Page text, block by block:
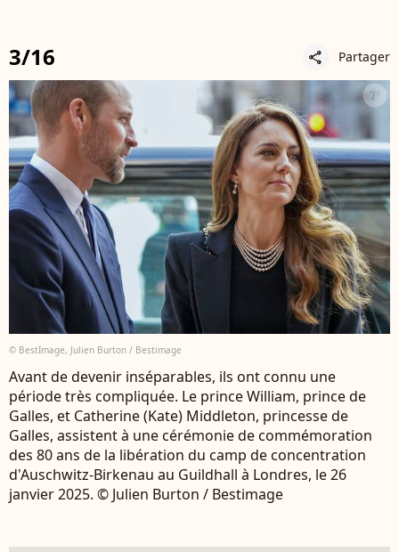
3/16 share Partager
© BestImage, Julien Burton / Bestimage
Avant de devenir inséparables, ils ont connu une
période très compliquée. Le prince William, prince de
Galles, et Catherine (Kate) Middleton, princesse de
Galles, assistent à une cérémonie de commémoration
des 80 ans de la libération du camp de concentration
d'Auschwitz-Birkenau au Guildhall à Londres, le 26
janvier 2025. © Julien Burton / Bestimage